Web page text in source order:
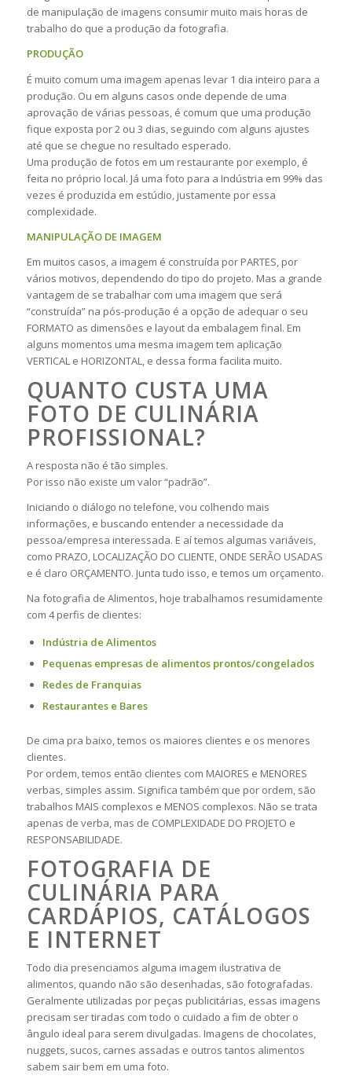
de manipulação de imagens consumir muito mais horas de
trabalho do que a produção da fotografia.
PRODUÇÃO
É muito comum uma imagem apenas levar 1 dia inteiro para a
produção. Ou em alguns casos onde depende de uma
aprovação de várias pessoas, é comum que uma produção
fique exposta por 2 ou 3 dias, seguindo com alguns ajustes
até que se chegue no resultado esperado.
Uma produção de fotos em um restaurante por exemplo, é
feita no próprio local. Já uma foto para a Indústria em 99% das
vezes é produzida em estúdio, justamente por essa
complexidade.
MANIPULAÇÃO DE IMAGEM
Em muitos casos, a imagem é construída por PARTES, por
vários motivos, dependendo do tipo do projeto. Mas a grande
vantagem de se trabalhar com uma imagem que será
“construída” na pós-produção é a opção de adequar o seu
FORMATO as dimensões e layout da embalagem final. Em
alguns momentos uma mesma imagem tem aplicação
VERTICAL e HORIZONTAL, e dessa forma facilita muito.
QUANTO CUSTA UMA
FOTO DE CULINÁRIA
PROFISSIONAL?
A resposta não é tão simples.
Por isso não existe um valor “padrão”.
Iniciando o diálogo no telefone, vou colhendo mais
informações, e buscando entender a necessidade da
pessoa/empresa interessada. E aí temos algumas variáveis,
como PRAZO, LOCALIZAÇÃO DO CLIENTE, ONDE SERÃO USADAS
e é claro ORÇAMENTO. Junta tudo isso, e temos um orçamento.
Na fotografia de Alimentos, hoje trabalhamos resumidamente
com 4 perfis de clientes:
Indústria de Alimentos
Pequenas empresas de alimentos prontos/congelados
Redes de Franquias
Restaurantes e Bares
De cima pra baixo, temos os maiores clientes e os menores
clientes.
Por ordem, temos então clientes com MAIORES e MENORES
verbas, simples assim. Significa também que por ordem, são
trabalhos MAIS complexos e MENOS complexos. Não se trata
apenas de verba, mas de COMPLEXIDADE DO PROJETO e
RESPONSABILIDADE.
FOTOGRAFIA DE
CULINÁRIA PARA
CARDÁPIOS, CATÁLOGOS
E INTERNET
Todo dia presenciamos alguma imagem ilustrativa de
alimentos, quando não são desenhadas, são fotografadas.
Geralmente utilizadas por peças publicitárias, essas imagens
precisam ser tiradas com todo o cuidado a fim de obter o
ângulo ideal para serem divulgadas. Imagens de chocolates,
nuggets, sucos, carnes assadas e outros tantos alimentos
sabem sair bem em uma foto.